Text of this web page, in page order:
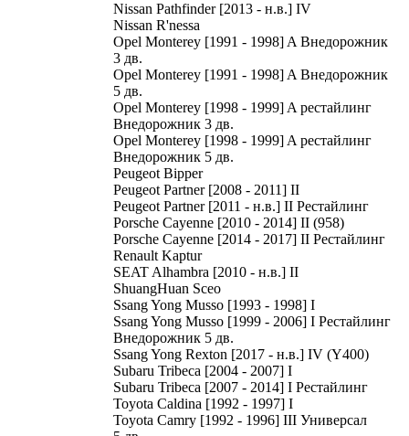
Nissan Pathfinder [2013 - н.в.] IV
Nissan R'nessa
Opel Monterey [1991 - 1998] A Внедорожник
3 дв.
Opel Monterey [1991 - 1998] A Внедорожник
5 дв.
Opel Monterey [1998 - 1999] A рестайлинг
Внедорожник 3 дв.
Opel Monterey [1998 - 1999] A рестайлинг
Внедорожник 5 дв.
Peugeot Bipper
Peugeot Partner [2008 - 2011] II
Peugeot Partner [2011 - н.в.] II Рестайлинг
Porsche Cayenne [2010 - 2014] II (958)
Porsche Cayenne [2014 - 2017] II Рестайлинг
Renault Kaptur
SEAT Alhambra [2010 - н.в.] II
ShuangHuan Sceo
Ssang Yong Musso [1993 - 1998] I
Ssang Yong Musso [1999 - 2006] I Рестайлинг
Внедорожник 5 дв.
Ssang Yong Rexton [2017 - н.в.] IV (Y400)
Subaru Tribeca [2004 - 2007] I
Subaru Tribeca [2007 - 2014] I Рестайлинг
Toyota Caldina [1992 - 1997] I
Toyota Camry [1992 - 1996] III Универсал